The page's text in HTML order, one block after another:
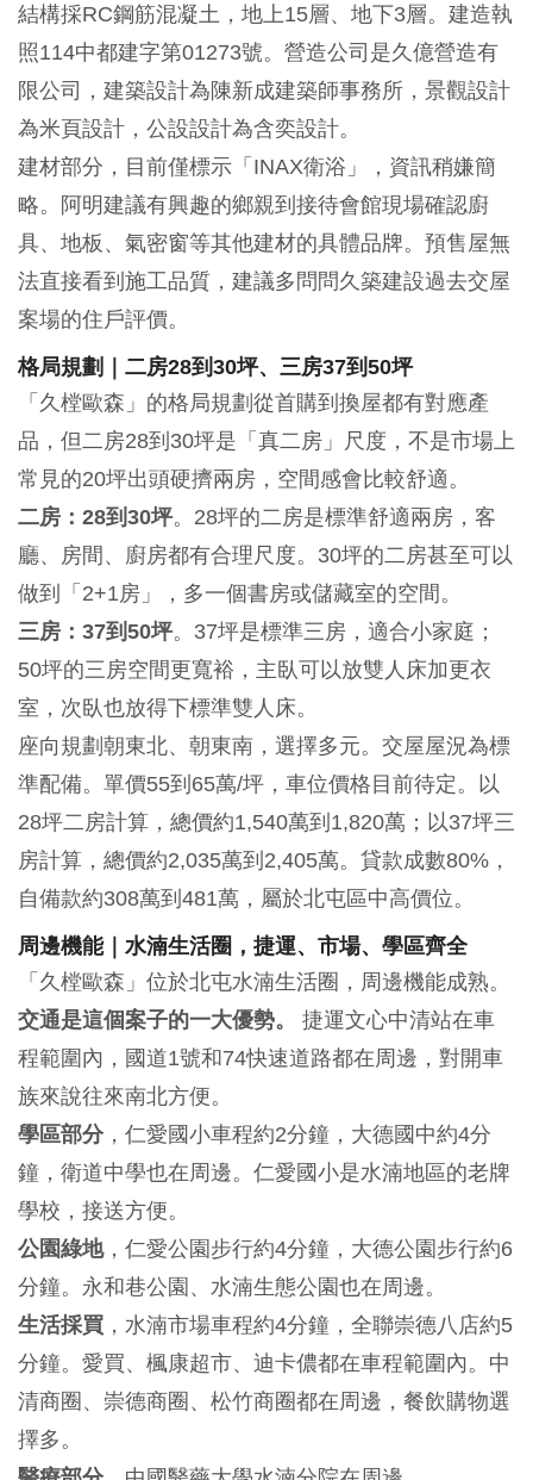
結構採RC鋼筋混凝土，地上15層、地下3層。建造執
照114中都建字第01273號。營造公司是久億營造有
限公司，建築設計為陳新成建築師事務所，景觀設計
為米頁設計，公設設計為含奕設計。
建材部分，目前僅標示「INAX衛浴」，資訊稍嫌簡
略。阿明建議有興趣的鄉親到接待會館現場確認廚
具、地板、氣密窗等其他建材的具體品牌。預售屋無
法直接看到施工品質，建議多問問久築建設過去交屋
案場的住戶評價。
格局規劃｜二房28到30坪、三房37到50坪
「久樘歐森」的格局規劃從首購到換屋都有對應產
品，但二房28到30坪是「真二房」尺度，不是市場上
常見的20坪出頭硬擠兩房，空間感會比較舒適。
二房：28到30坪。28坪的二房是標準舒適兩房，客
廳、房間、廚房都有合理尺度。30坪的二房甚至可以
做到「2+1房」，多一個書房或儲藏室的空間。
三房：37到50坪。37坪是標準三房，適合小家庭；
50坪的三房空間更寬裕，主臥可以放雙人床加更衣
室，次臥也放得下標準雙人床。
座向規劃朝東北、朝東南，選擇多元。交屋屋況為標
準配備。單價55到65萬/坪，車位價格目前待定。以
28坪二房計算，總價約1,540萬到1,820萬；以37坪三
房計算，總價約2,035萬到2,405萬。貸款成數80%，
自備款約308萬到481萬，屬於北屯區中高價位。
周邊機能｜水湳生活圈，捷運、市場、學區齊全
「久樘歐森」位於北屯水湳生活圈，周邊機能成熟。
交通是這個案子的一大優勢。
捷運文心中清站在車
程範圍內，國道1號和74快速道路都在周邊，對開車
族來說往來南北方便。
學區部分，仁愛國小車程約2分鐘，大德國中約4分
鐘，衛道中學也在周邊。仁愛國小是水湳地區的老牌
學校，接送方便。
公園綠地，仁愛公園步行約4分鐘，大德公園步行約6
分鐘。永和巷公園、水湳生態公園也在周邊。
生活採買 ，水湳市場車程約4分鐘，全聯崇德八店約5
分鐘。愛買、楓康超市、迪卡儂都在車程範圍內。中
清商圈、崇德商圈、松竹商圈都在周邊，餐飲購物選
擇多。